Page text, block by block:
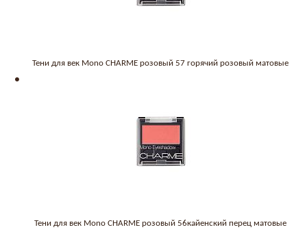
Тени для век Mono CHARME розовый 57 горячий розовый матовые
Тени для век Mono CHARME розовый 56кайенский перец матовые